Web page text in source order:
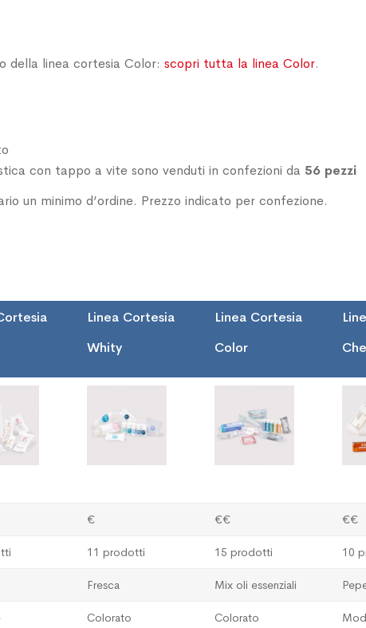
della linea cortesia Color: scopri tutta la linea Color.
con tappo a vite sono venduti in confezioni da 56 pezzi
un minimo d’ordine. Prezzo indicato per confezione.
Linea Cortesia
Whity
Linea Cortesia
Color
€ €€ €€
11 prodotti 15 prodotti 10
Fresca Mix oli essenziali
Colorato Colorato